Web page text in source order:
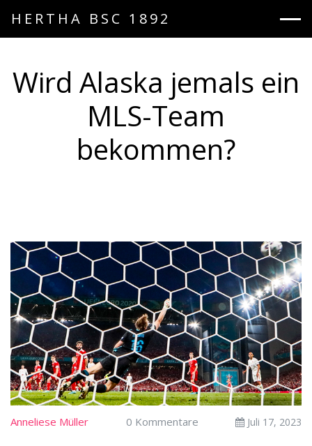
HERTHA BSC 1892
Wird Alaska jemals ein
MLS-Team
bekommen?
Anneliese Müller 0 Kommentare Juli 17, 2023